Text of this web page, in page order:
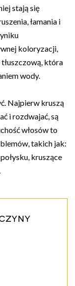
stają się
łamania i
koloryzacji,
która
wody.
Najpierw kruszą
i rozdwajać, są
włosów to
takich jak:
kruszące